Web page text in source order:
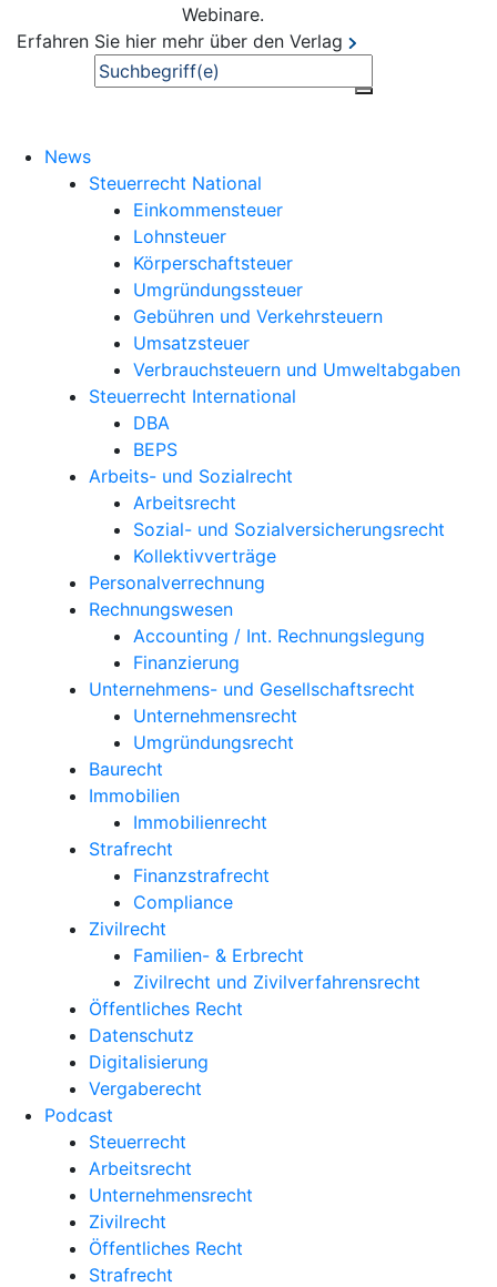
Webinare.
Erfahren Sie hier mehr über den Verlag
Suche
News
Steuerrecht National
Einkommensteuer
Lohnsteuer
Körperschaftsteuer
Umgründungssteuer
Gebühren und Verkehrsteuern
Umsatzsteuer
Verbrauchsteuern und Umweltabgaben
Steuerrecht International
DBA
BEPS
Arbeits- und Sozialrecht
Arbeitsrecht
Sozial- und Sozialversicherungsrecht
Kollektivverträge
Personalverrechnung
Rechnungswesen
Accounting / Int. Rechnungslegung
Finanzierung
Unternehmens- und Gesellschaftsrecht
Unternehmensrecht
Umgründungsrecht
Baurecht
Immobilien
Immobilienrecht
Strafrecht
Finanzstrafrecht
Compliance
Zivilrecht
Familien- & Erbrecht
Zivilrecht und Zivilverfahrensrecht
Öffentliches Recht
Datenschutz
Digitalisierung
Vergaberecht
Podcast
Steuerrecht
Arbeitsrecht
Unternehmens­recht
Zivilrecht
Öffentliches Recht
Strafrecht